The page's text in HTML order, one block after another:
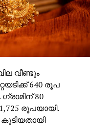
വീണ്ടും
640 രൂപ
80
രൂപയായി.